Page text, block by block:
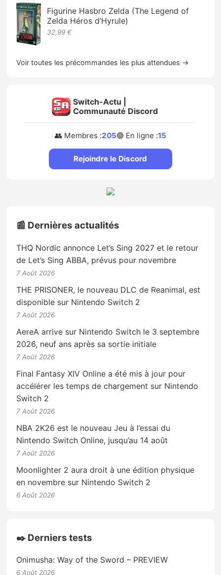
Figurine Hasbro Zelda (The Legend of
Zelda Héros d’Hyrule)
32,99 €
Voir toutes les précommandes les plus attendues →
Switch-Actu |
Communauté Discord
👥 Membres :205🟢 En ligne :15
Rejoindre le Discord
📰 Dernières actualités
THQ Nordic annonce Let’s Sing 2027 et le retour
de Let’s Sing ABBA, prévus pour novembre
7 Août 2026
THE PRISONER, le nouveau DLC de Reanimal, est
disponible sur Nintendo Switch 2
7 Août 2026
AereA arrive sur Nintendo Switch le 3 septembre
2026, neuf ans après sa sortie initiale
7 Août 2026
Final Fantasy XIV Online a été mis à jour pour
accélérer les temps de chargement sur Nintendo
Switch 2
7 Août 2026
NBA 2K26 est le nouveau Jeu à l’essai du
Nintendo Switch Online, jusqu’au 14 août
7 Août 2026
Moonlighter 2 aura droit à une édition physique
en novembre sur Nintendo Switch 2
6 Août 2026
✒️ Derniers tests
Onimusha: Way of the Sword – PREVIEW
6 Août 2026